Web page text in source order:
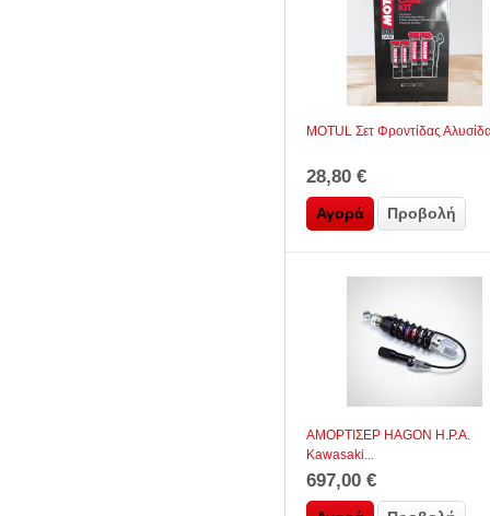
MOTUL Σετ Φροντίδας
28,80 €
Αγορά Προβολή
ΑΜΟΡΤΙΣΕΡ HAGON H.P.A.
Kawasaki...
697,00 €